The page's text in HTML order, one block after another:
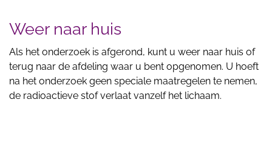
Weer naar huis
Als het onderzoek is afgerond, kunt u weer naar huis of
terug naar de afdeling waar u bent opgenomen. U hoeft
na het onderzoek geen speciale maatregelen te nemen,
de radioactieve stof verlaat vanzelf het lichaam.